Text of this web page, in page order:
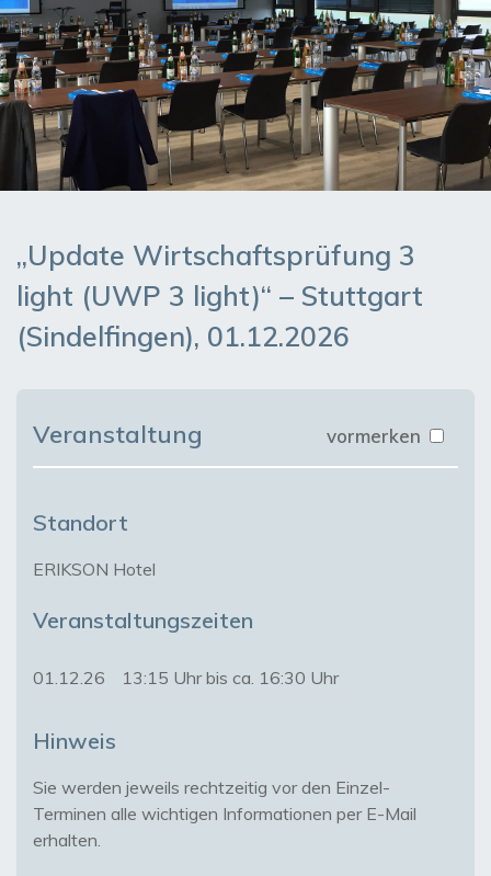
„Update Wirtschaftsprüfung 3
light (UWP 3 light)“ – Stuttgart
(Sindelfingen), 01.12.2026
Veranstaltung vormerken
Standort
ERIKSON Hotel
Veranstaltungszeiten
01.12.26 13:15 Uhr bis ca. 16:30 Uhr
Hinweis
Sie werden jeweils rechtzeitig vor den Einzel-
Terminen alle wichtigen Informationen per E-Mail
erhalten.